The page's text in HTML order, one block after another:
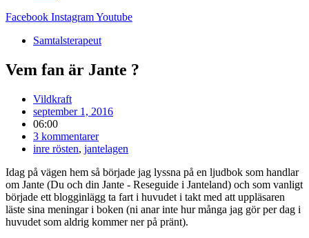
Facebook InstagramYoutube
Samtalsterapeut
Vem fan är Jante ?
Vildkraft
september 1, 2016
06:00
3 kommentarer
inre rösten, jantelagen
Idag på vägen hem så började jag lyssna på en ljudbok som handlar
om Jante (Du och din Jante - Reseguide i Janteland) och som vanligt
började ett blogginlägg ta fart i huvudet i takt med att uppläsaren
läste sina meningar i boken (ni anar inte hur många jag gör per dag i
huvudet som aldrig kommer ner på pränt).